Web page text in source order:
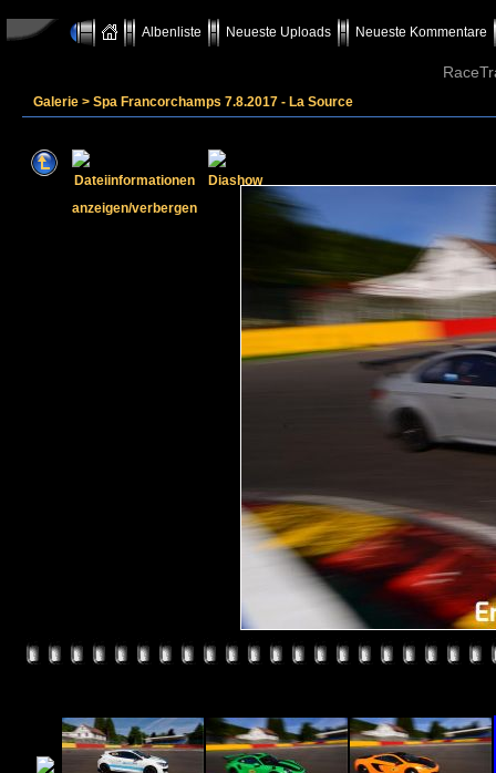
Albenliste Neueste Uploads Neueste Kommentare
Galerie > Spa Francorchamps 7.8.2017 - La Source